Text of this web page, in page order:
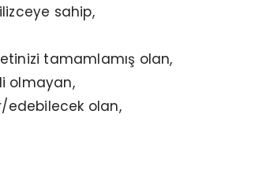
sahip,
tamamlamış olan,
olmayan,
edebilecek olan,